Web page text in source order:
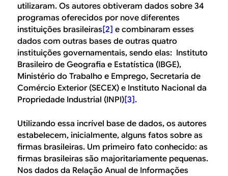
utilizaram. Os autores obtiveram dados sobre 34
programas oferecidos por nove diferentes
instituições brasileiras[2] e combinaram esses
dados com outras bases de outras quatro
instituições governamentais, sendo elas: Instituto
Brasileiro de Geografia e Estatística (IBGE),
Ministério do Trabalho e Emprego, Secretaria de
Comércio Exterior (SECEX) e Instituto Nacional da
Propriedade Industrial (INPI)[3].
Utilizando essa incrível base de dados, os autores
estabelecem, inicialmente, alguns fatos sobre as
firmas brasileiras. Um primeiro fato conhecido: as
firmas brasileiras são majoritariamente pequenas.
Nos dados da Relação Anual de Informações